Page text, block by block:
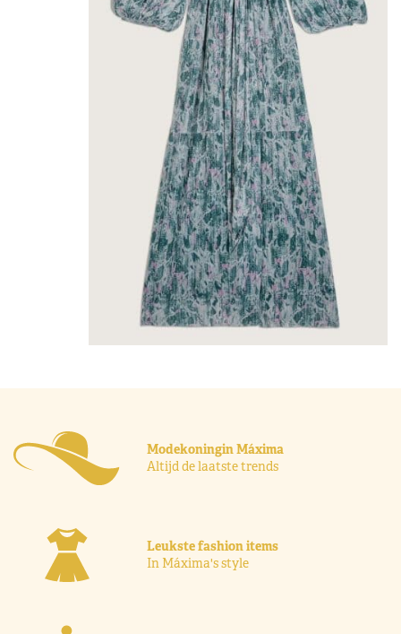
Modekoningin Máxima
Altijd de laatste trends
Leukste fashion items
In Máxima's style